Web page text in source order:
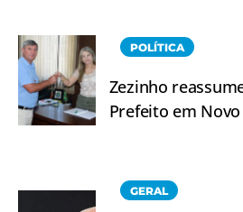
POLÍTICA
Zezinho
Prefeito em
GERAL